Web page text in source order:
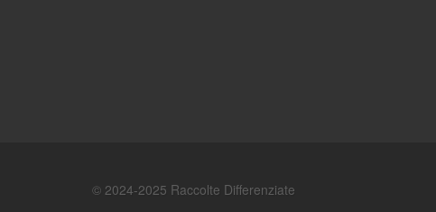
© 2024-2025 Raccolte Differenziate